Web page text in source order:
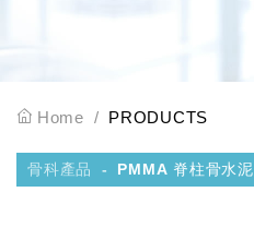
Home PRODUCTS
骨科產品 PMMA 脊柱骨水泥
填寫匯